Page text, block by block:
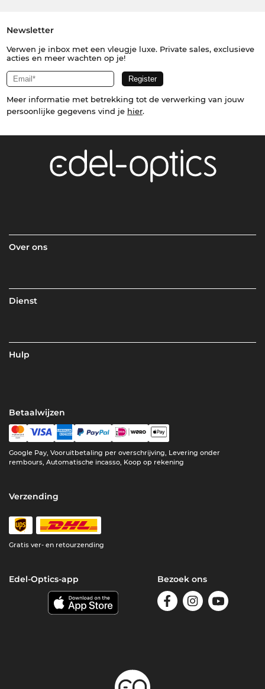
Newsletter
Verwen je inbox met een vleugje luxe. Private sales, exclusieve
acties en meer wachten op je!
Meer informatie met betrekking tot de verwerking van jouw
persoonlijke gegevens vind je hier.
Over ons
Dienst
Hulp
Betaalwijzen
Google Pay, Vooruitbetaling per overschrijving, Levering onder
rembours, Automatische incasso, Koop op rekening
Verzending
Gratis ver- en retourzending
Edel-Optics-app Bezoek ons